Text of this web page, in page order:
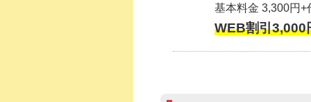
基本料金 3,300円+
WEB割引3,000